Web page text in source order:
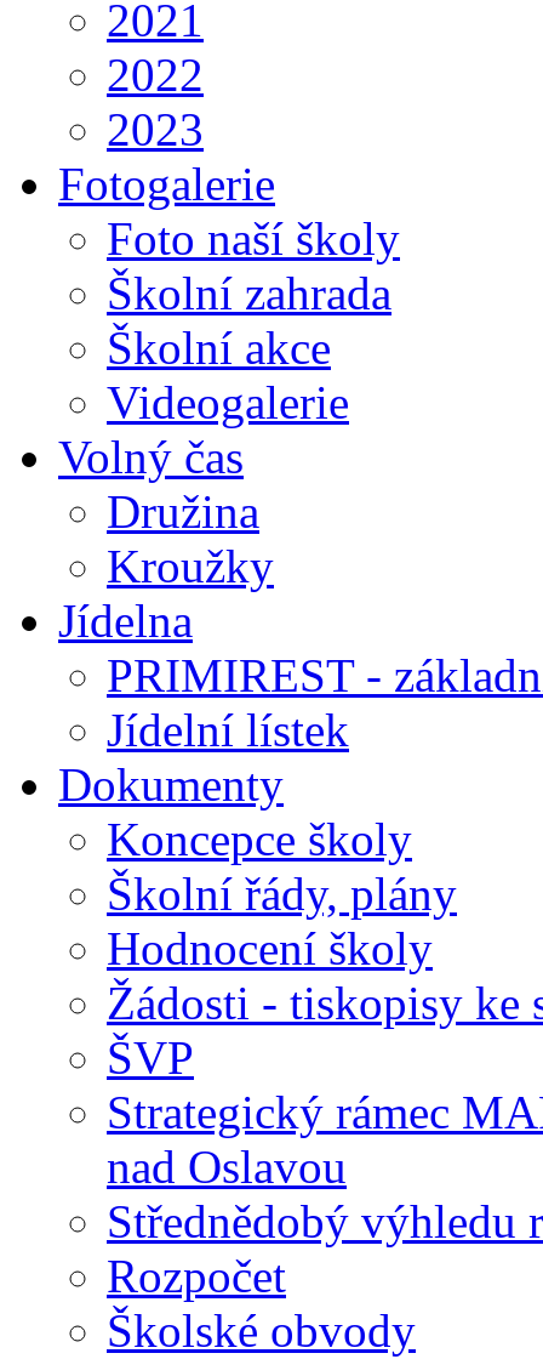
2021
2022
2023
Fotogalerie
Foto naší školy
Školní zahrada
Školní akce
Videogalerie
Volný čas
Družina
Kroužky
Jídelna
PRIMIREST -
Jídelní lístek
Dokumenty
Koncepce školy
Školní řády, plány
Hodnocení školy
Žádosti - tiskopisy ke
ŠVP
Strategický rámec
nad Oslavou
Střednědobý výhledu
Rozpočet
Školské obvody